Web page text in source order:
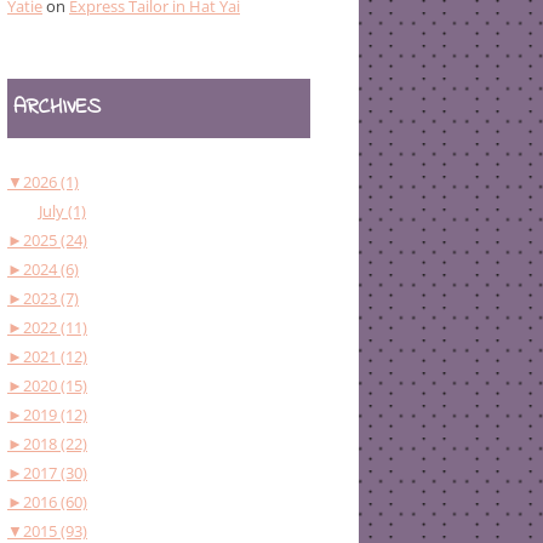
Yatieon Express Tailor in Hat Yai
ARCHIVES
▼2026 (1)
July (1)
►2025 (24)
►2024 (6)
►2023 (7)
►2022 (11)
►2021 (12)
►2020 (15)
►2019 (12)
►2018 (22)
►2017 (30)
►2016 (60)
▼2015 (93)